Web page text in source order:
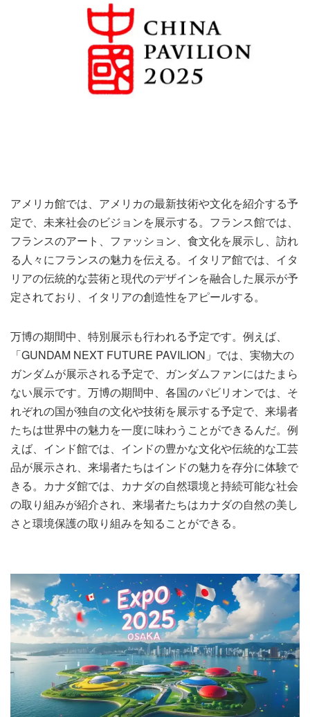
アメリカ館では、アメリカの最新技術や文化を紹介する予
定で、未来社会のビジョンを展示する。フランス館では、
フランスのアート、ファッション、食文化を展示し、訪れ
る人々にフランスの魅力を伝える。イタリア館では、イタ
リアの伝統的な芸術と現代のデザインを融合した展示が予
定されており、イタリアの創造性をアピールする。
万博の期間中、特別展示も行われる予定です。例えば、
「GUNDAM NEXT FUTURE PAVILION」では、実物大の
ガンダムが展示される予定で、ガンダムファンにはたまら
ない展示です。万博の期間中、各国のパビリオンでは、そ
れぞれの国が独自の文化や技術を展示する予定で、来場者
たちは世界中の魅力を一度に味わうことができるんだ。例
えば、インド館では、インドの豊かな文化や伝統的な工芸
品が展示され、来場者たちはインドの魅力を存分に体験で
きる。カナダ館では、カナダの自然環境と持続可能な社会
の取り組みが紹介され、来場者たちはカナダの自然の美し
さと環境保護の取り組みを知ることができる。